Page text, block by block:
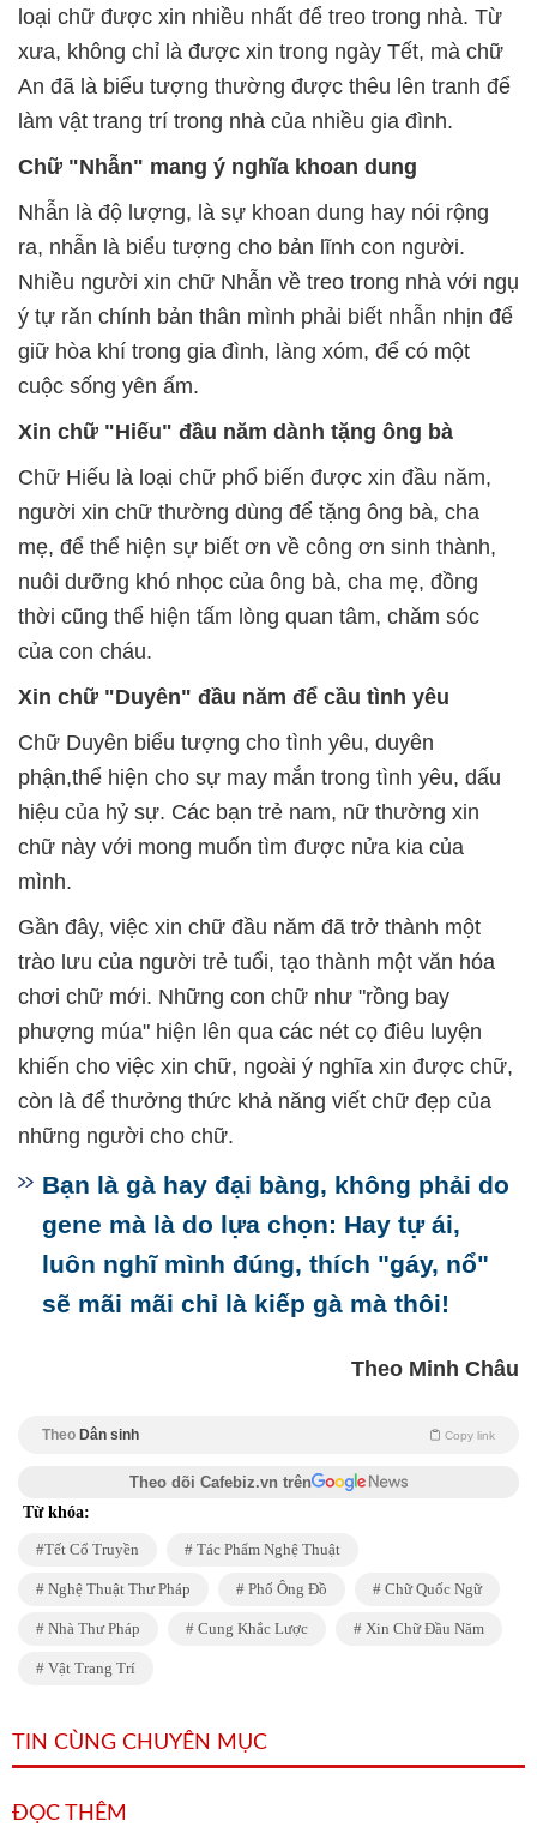
loại chữ được xin nhiều nhất để treo trong nhà. Từ
xưa, không chỉ là được xin trong ngày Tết, mà chữ
An đã là biểu tượng thường được thêu lên tranh để
làm vật trang trí trong nhà của nhiều gia đình.
Chữ "Nhẫn" mang ý nghĩa khoan dung
Nhẫn là độ lượng, là sự khoan dung hay nói rộng
ra, nhẫn là biểu tượng cho bản lĩnh con người.
Nhiều người xin chữ Nhẫn về treo trong nhà với ngụ
ý tự răn chính bản thân mình phải biết nhẫn nhịn để
giữ hòa khí trong gia đình, làng xóm, để có một
cuộc sống yên ấm.
Xin chữ "Hiếu" đầu năm dành tặng ông bà
Chữ Hiếu là loại chữ phổ biến được xin đầu năm,
người xin chữ thường dùng để tặng ông bà, cha
mẹ, để thể hiện sự biết ơn về công ơn sinh thành,
nuôi dưỡng khó nhọc của ông bà, cha mẹ, đồng
thời cũng thể hiện tấm lòng quan tâm, chăm sóc
của con cháu.
Xin chữ "Duyên" đầu năm để cầu tình yêu
Chữ Duyên biểu tượng cho tình yêu, duyên
phận,thể hiện cho sự may mắn trong tình yêu, dấu
hiệu của hỷ sự. Các bạn trẻ nam, nữ thường xin
chữ này với mong muốn tìm được nửa kia của
mình.
Gần đây, việc xin chữ đầu năm đã trở thành một
trào lưu của người trẻ tuổi, tạo thành một văn hóa
chơi chữ mới. Những con chữ như "rồng bay
phượng múa" hiện lên qua các nét cọ điêu luyện
khiến cho việc xin chữ, ngoài ý nghĩa xin được chữ,
còn là để thưởng thức khả năng viết chữ đẹp của
những người cho chữ.
Bạn là gà hay đại bàng, không phải do
gene mà là do lựa chọn: Hay tự ái,
luôn nghĩ mình đúng, thích "gáy, nổ"
sẽ mãi mãi chỉ là kiếp gà mà thôi!
Theo Minh Châu
Theo Dân sinh Copy link
Theo dõi Cafebiz.vn trên
Từ khóa:
Tết Cổ Truyền Tác Phẩm Nghệ Thuật
Nghệ Thuật Thư Pháp Phố Ông Đồ Chữ Quốc Ngữ
Nhà Thư Pháp Cung Khắc Lược Xin Chữ Đầu Năm
Vật Trang Trí
TIN CÙNG CHUYÊN MỤC
ĐỌC THÊM